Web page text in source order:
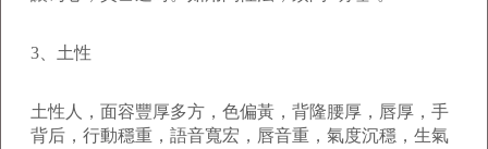
3、土性
土性人，面容豐厚多方，色偏黃，背隆腰厚，唇厚，手
背后，行動穩重，語音寬宏，唇音重，氣度沉穩，生氣